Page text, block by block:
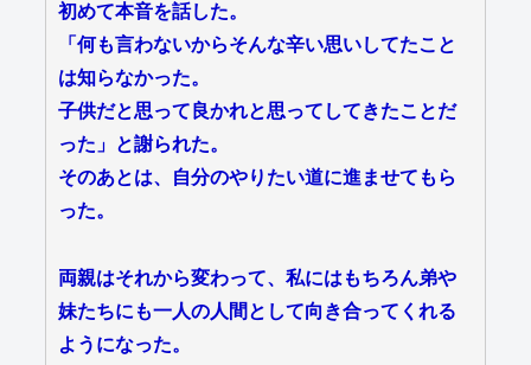
初めて本音を話した。
「何も言わないからそんな辛い思いしてたこと
は知らなかった。
子供だと思って良かれと思ってしてきたことだ
った」と謝られた。
そのあとは、自分のやりたい道に進ませてもら
った。
両親はそれから変わって、私にはもちろん弟や
妹たちにも一人の人間として向き合ってくれる
ようになった。